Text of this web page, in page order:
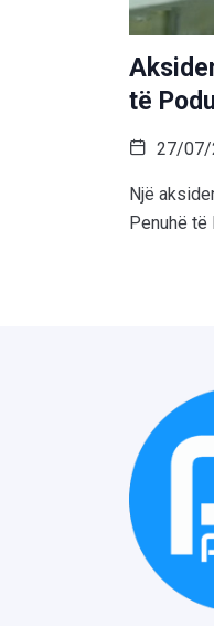
të
27/07/
Një
Penuhë